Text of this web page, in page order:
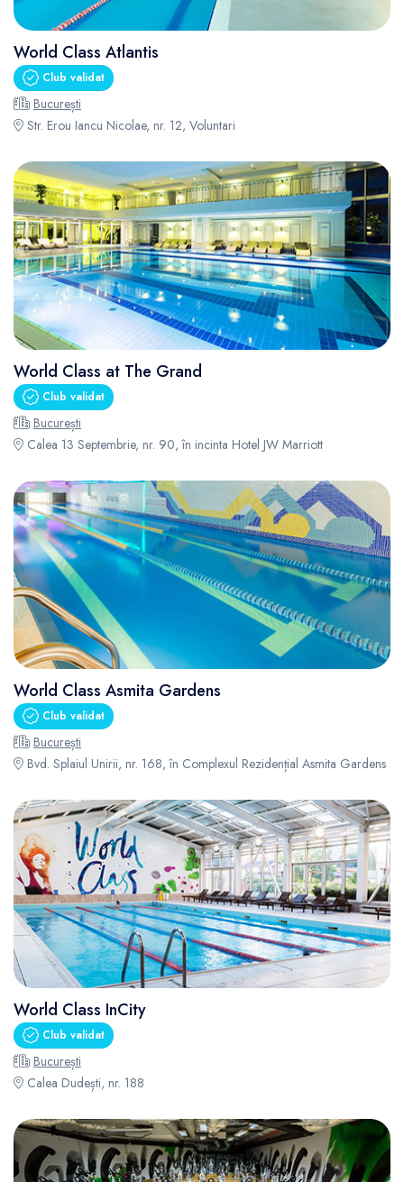
World Class Atlantis
Club validat
București
Str. Erou Iancu Nicolae, nr. 12, Voluntari
World Class at The Grand
Club validat
București
Calea 13 Septembrie, nr. 90, în incinta Hotel JW Marriott
World Class Asmita Gardens
Club validat
București
Bvd. Splaiul Unirii, nr. 168, în Complexul Rezidențial Asmita Gardens
World Class InCity
Club validat
București
Calea Dudești, nr. 188